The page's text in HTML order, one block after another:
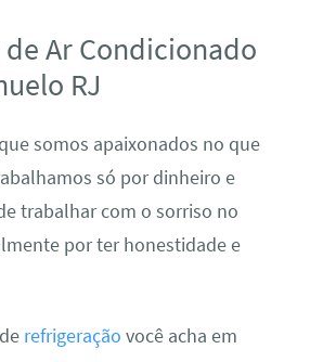
Ar Condicionado
RJ
somos apaixonados no que
só por dinheiro e
trabalhar com o sorriso no
por ter honestidade e
refrigeração você acha em